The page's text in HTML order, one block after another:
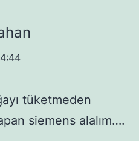
tüketmeden
siemens alalım….